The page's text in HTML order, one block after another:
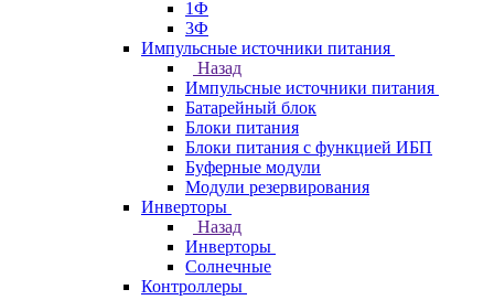
1Ф
3Ф
Импульсные источники питания
Назад
Импульсные источники питания
Батарейный блок
Блоки питания
Блоки питания с функцией ИБП
Буферные модули
Модули резервирования
Инверторы
Назад
Инверторы
Солнечные
Контроллеры